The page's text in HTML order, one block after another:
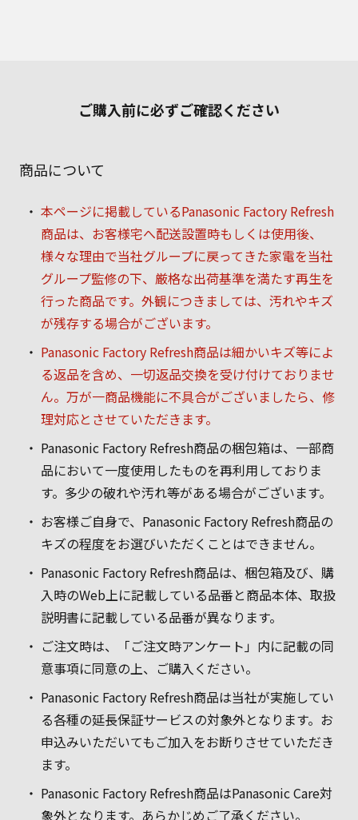
ご購入前に必ずご確認ください
商品について
本ページに掲載しているPanasonic Factory Refresh
商品は、お客様宅へ配送設置時もしくは使用後、
様々な理由で当社グループに戻ってきた家電を当社
グループ監修の下、厳格な出荷基準を満たす再生を
行った商品です。外観につきましては、汚れやキズ
が残存する場合がございます。
Panasonic Factory Refresh商品は細かいキズ等によ
る返品を含め、一切返品交換を受け付けておりませ
ん。万が一商品機能に不具合がございましたら、修
理対応とさせていただきます。
Panasonic Factory Refresh商品の梱包箱は、一部商
品において一度使用したものを再利用しておりま
す。多少の破れや汚れ等がある場合がございます。
お客様ご自身で、Panasonic Factory Refresh商品の
キズの程度をお選びいただくことはできません。
Panasonic Factory Refresh商品は、梱包箱及び、購
入時のWeb上に記載している品番と商品本体、取扱
説明書に記載している品番が異なります。
ご注文時は、「ご注文時アンケート」内に記載の同
意事項に同意の上、ご購入ください。
Panasonic Factory Refresh商品は当社が実施してい
る各種の延長保証サービスの対象外となります。お
申込みいただいてもご加入をお断りさせていただき
ます。
Panasonic Factory Refresh商品はPanasonic Care対
象外となります。あらかじめご了承ください。